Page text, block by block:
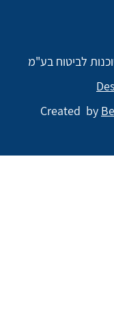
Created by
לביטוח בע"מ